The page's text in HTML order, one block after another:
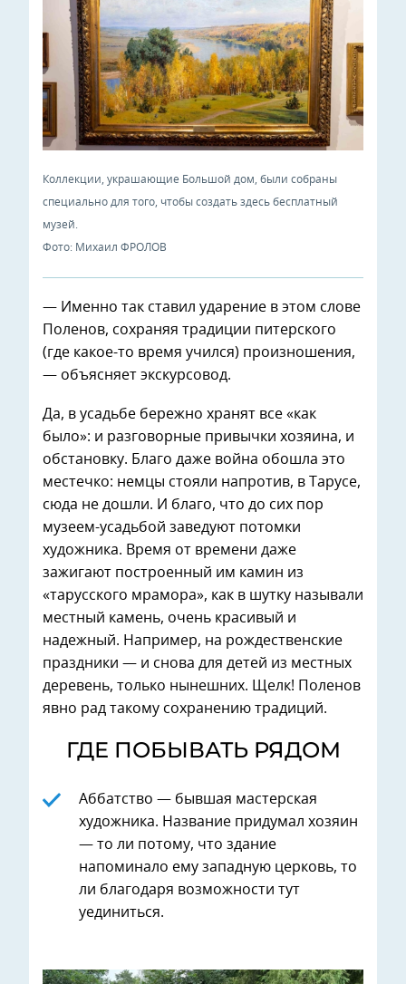
Коллекции, украшающие Большой дом, были собраны
специально для того, чтобы создать здесь бесплатный
музей.
Фото: Михаил ФРОЛОВ
— Именно так ставил ударение в этом слове
Поленов, сохраняя традиции питерского
(где какое-то время учился) произношения,
— объясняет экскурсовод.
Да, в усадьбе бережно хранят все «как
было»: и разговорные привычки хозяина, и
обстановку. Благо даже война обошла это
местечко: немцы стояли напротив, в Тарусе,
сюда не дошли. И благо, что до сих пор
музеем-усадьбой заведуют потомки
художника. Время от времени даже
зажигают построенный им камин из
«тарусского мрамора», как в шутку называли
местный камень, очень красивый и
надежный. Например, на рождественские
праздники — и снова для детей из местных
деревень, только нынешних. Щелк! Поленов
явно рад такому сохранению традиций.
ГДЕ ПОБЫВАТЬ РЯДОМ
Аббатство — бывшая мастерская
художника. Название придумал хозяин
— то ли потому, что здание
напоминало ему западную церковь, то
ли благодаря возможности тут
уединиться.